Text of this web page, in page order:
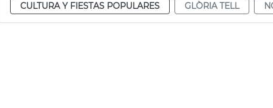
CULTURA Y FIESTAS POPULARES
GLÒRIA TELL